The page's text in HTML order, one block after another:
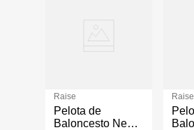
Raise
Pelota de
Baloncesto Negro
Raise